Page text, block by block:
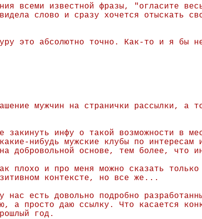
всеми известной фразы,
слово и сразу хочется отыскать
это абсолютно точно. Как-то и я
мужчин на странички рассылки,
закинуть инфу о такой возможности в
нибудь мужские клубы по
добровольной основе, тем более, что
плохо и про меня можно сказать
контексте, но все же...
нас есть довольно подробно
а просто даю ссылку. Что касается
год.